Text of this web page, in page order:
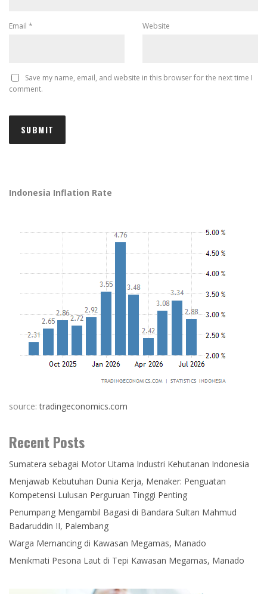
Email * Website
Save my name, email, and website in this browser for the next time I
comment.
Indonesia Inflation Rate
source:tradingeconomics.com
Recent Posts
Sumatera sebagai Motor Utama Industri Kehutanan Indonesia
Menjawab Kebutuhan Dunia Kerja, Menaker: Penguatan
Kompetensi Lulusan Perguruan Tinggi Penting
Penumpang Mengambil Bagasi di Bandara Sultan Mahmud
Badaruddin II, Palembang
Warga Memancing di Kawasan Megamas, Manado
Menikmati Pesona Laut di Tepi Kawasan Megamas, Manado